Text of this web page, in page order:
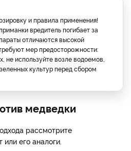
и правила применения!
вредитель погибает за
отличаются высокой
мер предосторожности:
не используйте возле водоемов,
культур перед сбором
медведки
рассмотрите
его аналоги.